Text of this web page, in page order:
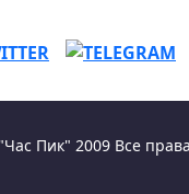
Пик" 2009 Все